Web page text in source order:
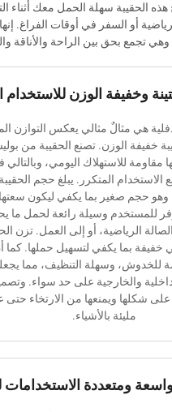
الحمل معك أثناء التنقل اليومي أو
في أوقات الفراغ. إنها 'لازمة' لكل
والأناقة والفائدة.
للاستخدام اليومي
يعكس التوازن المثلى بين
تصنع الحقيبة من بوليستر عالي
اليومي، وبالتالي فإن أداؤها
يبقى نفسه حتى مع الاستخدام المتكرر. يبلغ حجم الحقيبة 33 سم ×
صغير بما يكفي ليكون سعتها من ثلاث
رائعة لحمل ما يحتاجه سواء
أو إلى العمل. تزن الحقيبة فقط
لتسهيل حملها. كما أن مادة
التنظيف، مما يجعلها خيارًا
على حد سواء. وتصميم الحقيبة
من الارتخاء حتى عندما تكون
الاستخدامات للسفر